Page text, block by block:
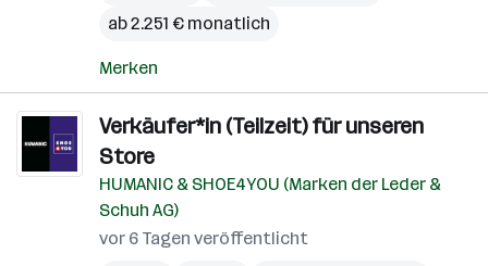
ab 2.251 € monatlich
Merken
Verkäufer*in (Teilzeit) für unseren
Store
HUMANIC & SHOE4YOU (Marken der Leder &
Schuh AG)
vor 6 Tagen veröffentlicht